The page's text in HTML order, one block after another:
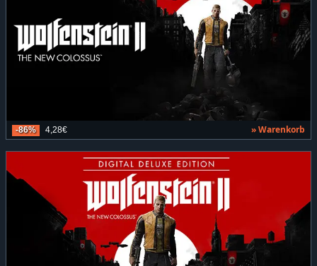
-86% 4,28€ » Warenkorb